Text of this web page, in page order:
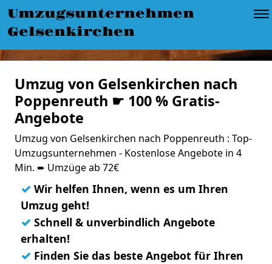
Umzugsunternehmen
Gelsenkirchen
Umzug von Gelsenkirchen nach
Poppenreuth ☛ 100 % Gratis-
Angebote
Umzug von Gelsenkirchen nach Poppenreuth : Top-
Umzugsunternehmen - Kostenlose Angebote in 4
Min. ➨ Umzüge ab 72€
✓ Wir helfen Ihnen, wenn es um Ihren
Umzug geht!
✓ Schnell & unverbindlich Angebote
erhalten!
✓ Finden Sie das beste Angebot für Ihren